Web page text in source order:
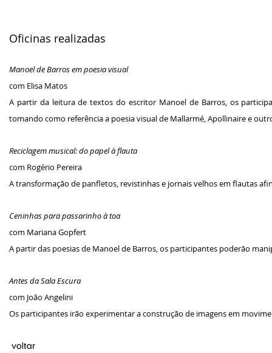
Oficinas realizadas
Manoel de Barros em poesia visual
com Elisa Matos
A partir da leitura de textos do escritor Manoel de Barros, os
tomando como referência a poesia visual de Mallarmé, Apollinaire e
Reciclagem musical: do papel à flauta
com Rogério Pereira
A transformação de panfletos, revistinhas e jornais velhos em flautas
Ceninhas para passarinho à toa
com Mariana Gopfert
A partir das poesias de Manoel de Barros, os participantes poderão
Antes da Sala Escura
com João Angelini
Os participantes irão experimentar a construção de imagens em